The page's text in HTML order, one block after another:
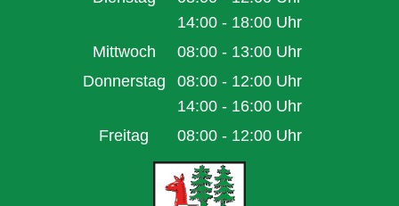
Von 08:00 bis 12:00 Uhr
14:00 - 18:00 Uhr
Von 14:00 bis 18:00 Uhr
Mittwoch 08:00 - 13:00 Uhr
Von 08:00 bis 13:00 Uhr
Donnerstag 08:00 - 12:00 Uhr
Von 08:00 bis 12:00 Uhr
14:00 - 16:00 Uhr
Von 14:00 bis 16:00 Uhr
Freitag 08:00 - 12:00 Uhr
Von 08:00 bis 12:00 Uhr